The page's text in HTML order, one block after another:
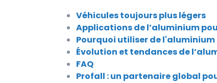
Véhicules toujours plus légers
Applications de l’aluminium
Pourquoi utiliser de
Évolution et tendances de
FAQ
Profall : un partenaire global